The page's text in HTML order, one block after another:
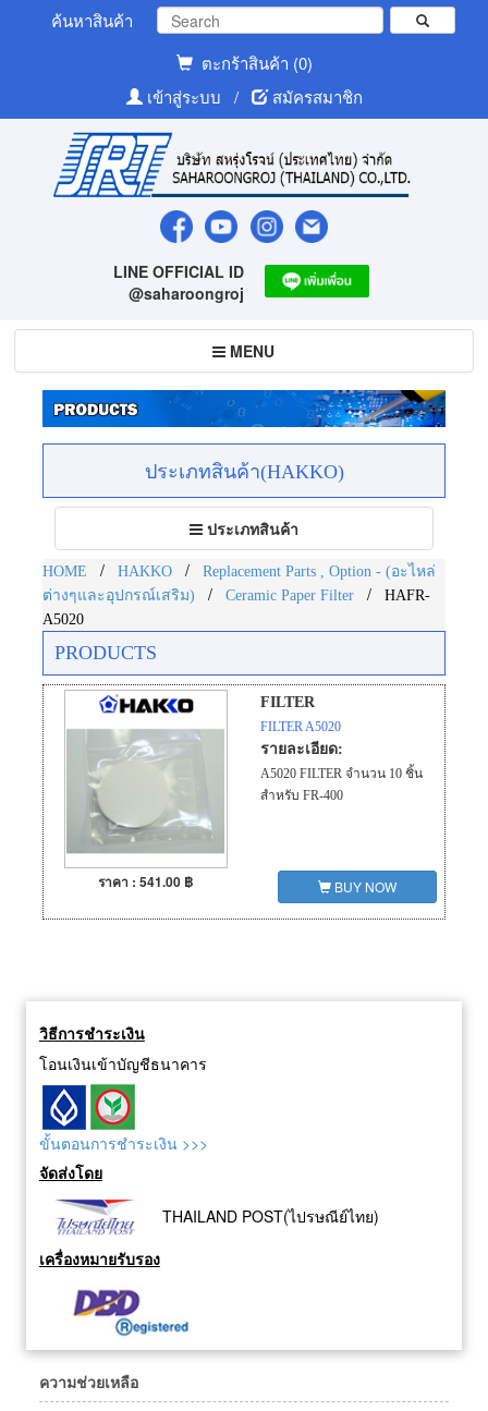
ค้นหาสินค้า
ตะกร้าสินค้า (0)
เข้าสู่ระบบ
/ สมัครสมาชิก
LINE OFFICIAL ID
@saharoongroj
Toggle
navigation
MENU
ประเภทสินค้า(HAKKO)
Toggle
navigation
ประเภทสินค้า
HOME / HAKKO /
Replacement Parts , Option - (อะไหล่
ต่างๆและอุปกรณ์เสริม)
/ Ceramic Paper Filter /
HAFR-
A5020
PRODUCTS
FILTER
FILTER A5020
รายละเอียด:
A5020 FILTER จำนวน 10 ชิ้น
สำหรับ FR-400
ราคา : 541.00 ฿ BUY NOW
วิธีการชำระเงิน
โอนเงินเข้าบัญชีธนาคาร
ขั้นตอนการชำระเงิน >>>
จัดส่งโดย
THAILAND POST(ไปรษณีย์ไทย)
เครื่องหมายรับรอง
ความช่วยเหลือ